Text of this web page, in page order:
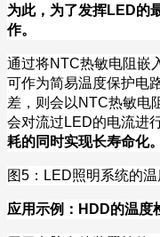
为此，为了发挥LED的
作。
通过将NTC热敏电阻嵌
可作为简易温度保护电
差，则会以 NTC热敏电
会对流过 LED的电流进
耗的同时实现长寿命化。
图5 ： LED照明系统的温
应用示例： HDD的温度